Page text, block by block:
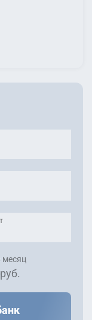
месяц
руб.